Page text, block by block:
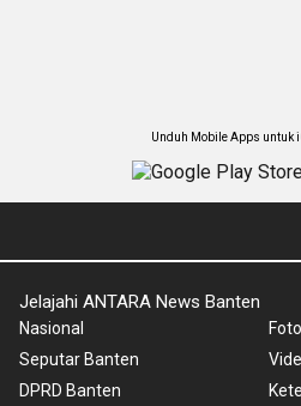
Unduh Mobile Apps untuk
Jelajahi ANTARA News Banten
Nasional
Seputar Banten
DPRD Banten
Foto